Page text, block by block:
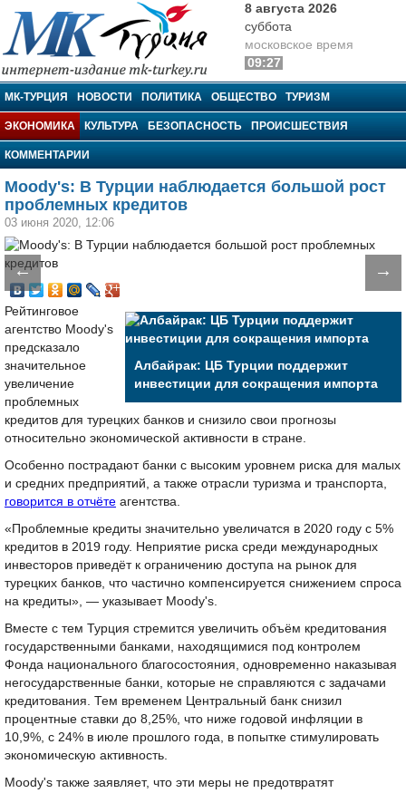
МК-Турция
8 августа 2026
суббота
московское время
09:27
МК-ТУРЦИЯ НОВОСТИ ПОЛИТИКА ОБЩЕСТВО ТУРИЗМ
ЭКОНОМИКА КУЛЬТУРА БЕЗОПАСНОСТЬ ПРОИСШЕСТВИЯ
КОММЕНТАРИИ
Moody's: В Турции наблюдается большой рост
проблемных кредитов
03 июня 2020, 12:06
← →
Албайрак: ЦБ Турции поддержит
инвестиции для сокращения импорта
Рейтинговое
агентство Moody's
предсказало
значительное
увеличение
проблемных
кредитов для турецких банков и снизило свои прогнозы
относительно экономической активности в стране.
Особенно пострадают банки с высоким уровнем риска для малых
и средних предприятий, а также отрасли туризма и транспорта,
говорится в отчёте агентства.
«Проблемные кредиты значительно увеличатся в 2020 году с 5%
кредитов в 2019 году. Неприятие риска среди международных
инвесторов приведёт к ограничению доступа на рынок для
турецких банков, что частично компенсируется снижением спроса
на кредиты», — указывает Moody's.
Вместе с тем Турция стремится увеличить объём кредитования
государственными банками, находящимися под контролем
Фонда национального благосостояния, одновременно наказывая
негосударственные банки, которые не справляются с задачами
кредитования. Тем временем Центральный банк снизил
процентные ставки до 8,25%, что ниже годовой инфляции в
10,9%, с 24% в июле прошлого года, в попытке стимулировать
экономическую активность.
Moody's также заявляет, что эти меры не предотвратят